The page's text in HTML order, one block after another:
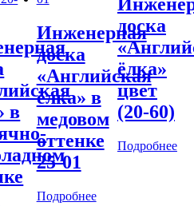
в
Инженерная
доска
«Английская
ёлка» в
медовом
оттенке
25-01
Подробнее
доска
ёлка»
цвет
(20-60)
Подробнее